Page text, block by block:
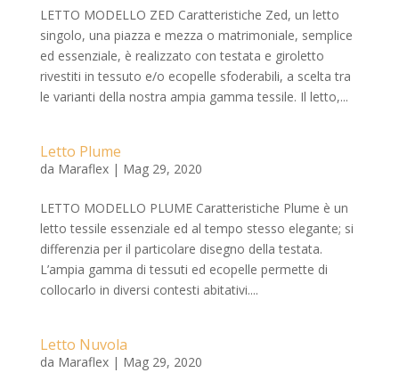
LETTO MODELLO ZED Caratteristiche Zed, un letto
singolo, una piazza e mezza o matrimoniale, semplice
ed essenziale, è realizzato con testata e giroletto
rivestiti in tessuto e/o ecopelle sfoderabili, a scelta tra
le varianti della nostra ampia gamma tessile. Il letto,...
Letto Plume
da Maraflex| Mag 29, 2020
LETTO MODELLO PLUME Caratteristiche Plume è un
letto tessile essenziale ed al tempo stesso elegante; si
differenzia per il particolare disegno della testata.
L’ampia gamma di tessuti ed ecopelle permette di
collocarlo in diversi contesti abitativi....
Letto Nuvola
da Maraflex| Mag 29, 2020